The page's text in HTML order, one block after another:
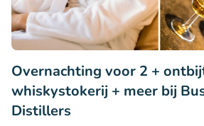
Overnachting voor 2 +
whiskystokerij + meer bij
Distillers